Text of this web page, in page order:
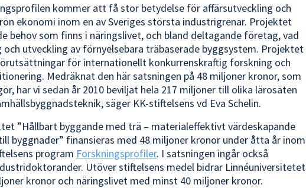
kommer att få stor betydelse för affärsutveckling och
ekonomi inom en av Sveriges största industrigrenar. Projektet
behov som finns i näringslivet, och bland deltagande företag, vad
utveckling av förnyelsebara träbaserade byggsystem. Projektet
för internationellt konkurrenskraftig forskning och
Medräknat den här satsningen på 48 miljoner kronor, som
har vi sedan år 2010 beviljat hela 217 miljoner till olika lärosäten
säger KK-stiftelsens vd Eva Schelin.
”Hållbart byggande med trä – materialeffektivt värdeskapande
byggnader” finansieras med 48 miljoner kronor under åtta år inom
program Forskningsprofiler. I satsningen ingår också
Utöver stiftelsens medel bidrar Linnéuniversitetet
kronor och näringslivet med minst 40 miljoner kronor.